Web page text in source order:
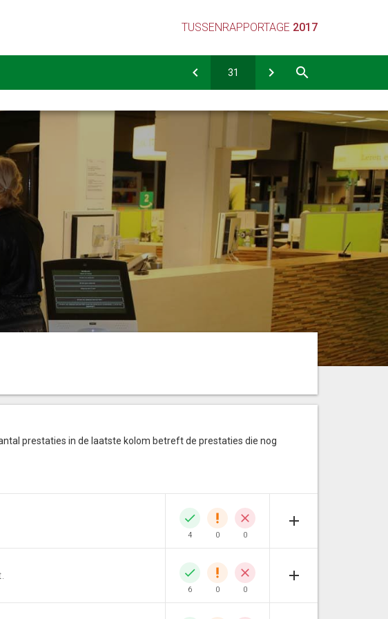
TUSSENRAPPORTAGE 2017
prestaties in de laatste kolom betreft de prestaties die nog
4 0 0
6 0 0